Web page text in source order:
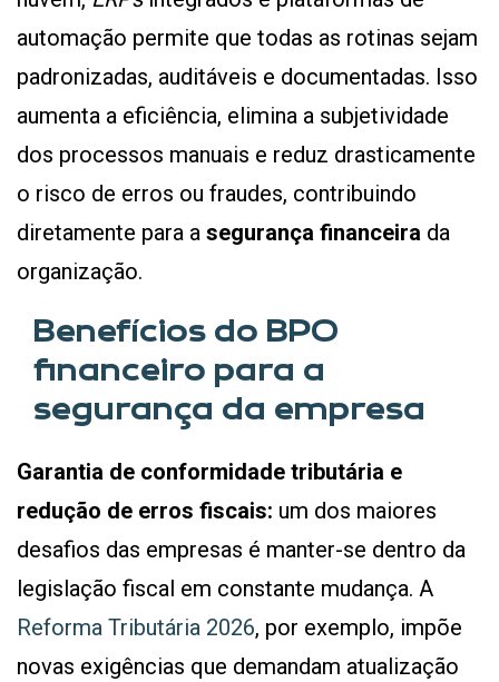
automação permite que todas as rotinas sejam
padronizadas, auditáveis e documentadas. Isso
aumenta a eficiência, elimina a subjetividade
dos processos manuais e reduz drasticamente
o risco de erros ou fraudes, contribuindo
diretamente para a segurança financeira da
organização.
Benefícios do BPO
financeiro para a
segurança da empresa
Garantia de conformidade tributária e
redução de erros fiscais: um dos maiores
desafios das empresas é manter-se dentro da
legislação fiscal em constante mudança. A
Reforma Tributária 2026, por exemplo, impõe
novas exigências que demandam atualização